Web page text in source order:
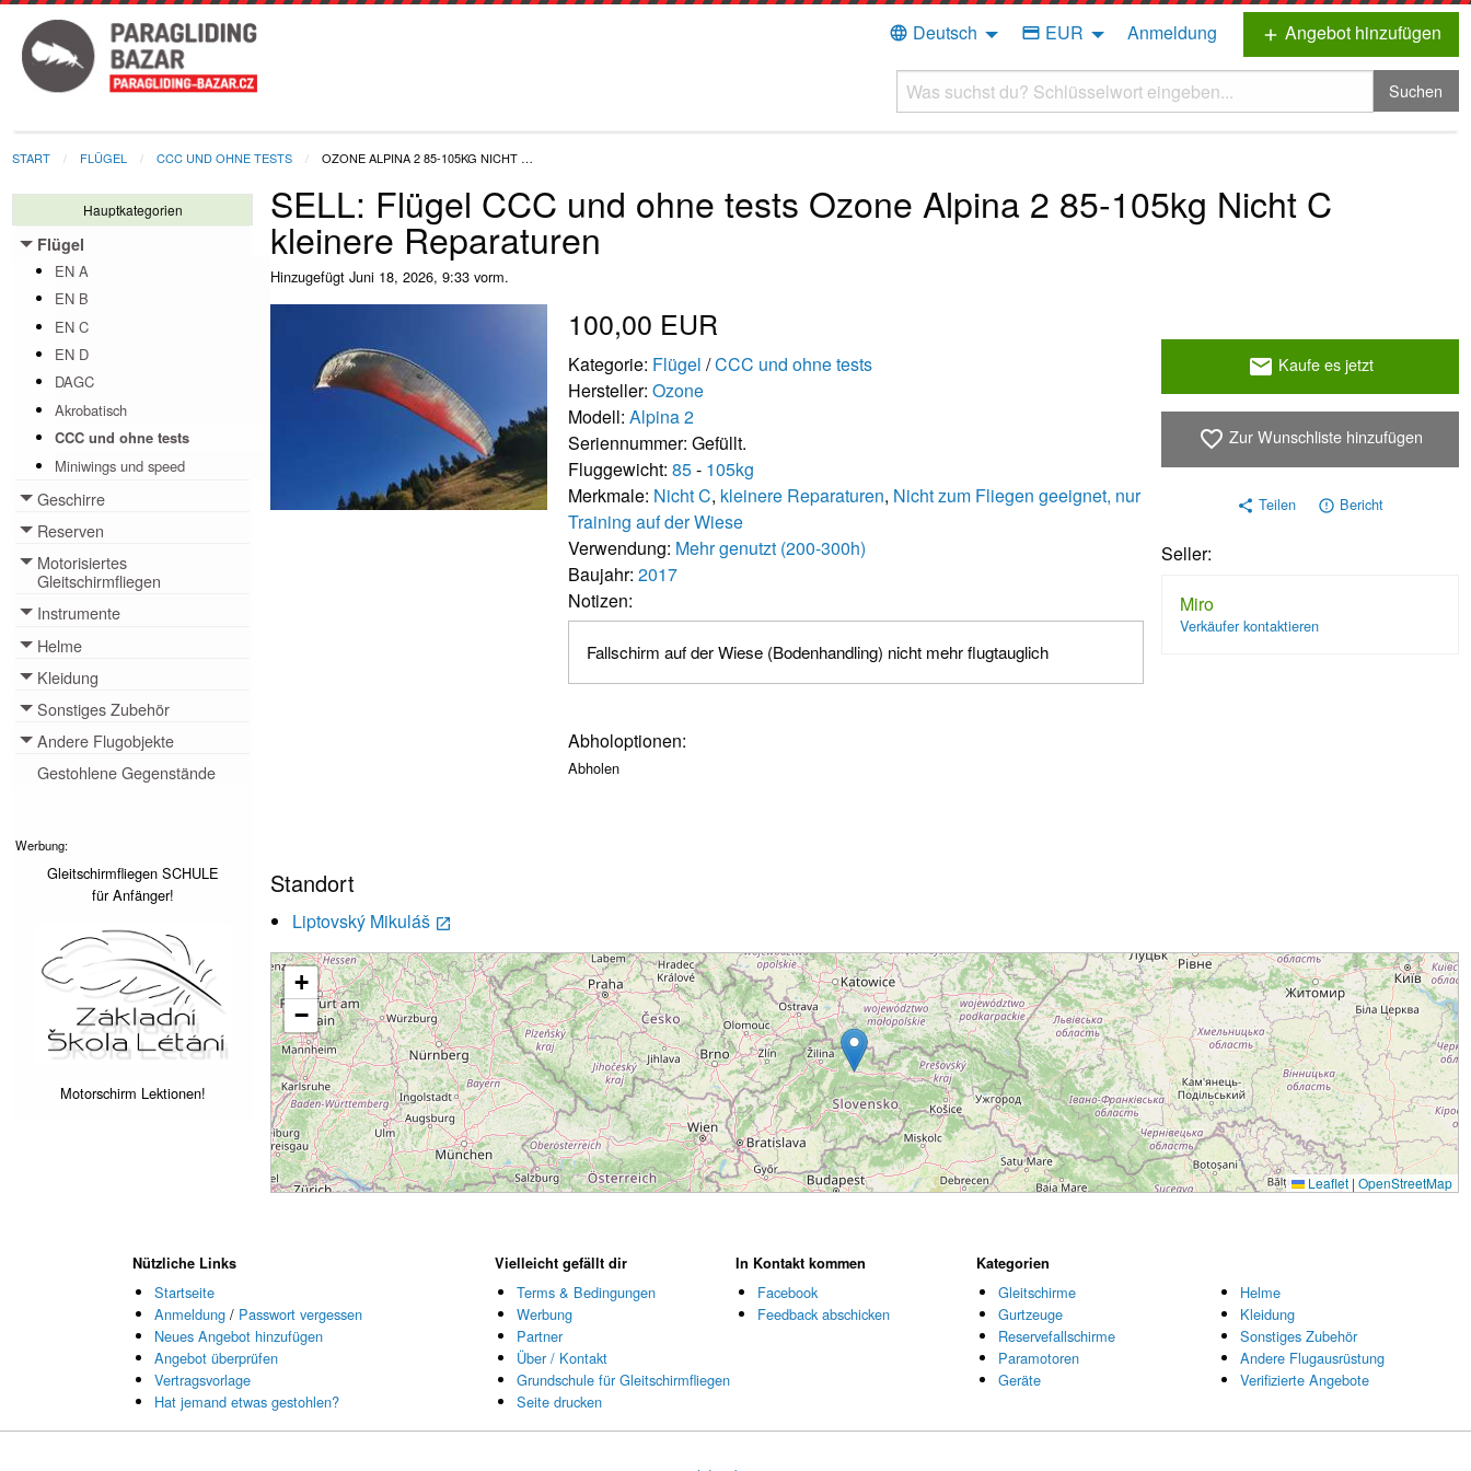
language Deutsch credit_card EUR Anmeldung add Angebot hinzufügen
Suchen
START FLÜGEL CCC UND OHNE TESTS OZONE ALPINA 2 85-105KG NICHT …
Hauptkategorien
Flügel
Toggle menu
EN A
EN B
EN C
EN D
DAGC
Akrobatisch
CCC und ohne tests
Miniwings und speed
Geschirre
Toggle menu
Reserven
Toggle menu
Motorisiertes
Gleitschirmfliegen
Toggle menu
Instrumente
Toggle menu
Helme
Toggle menu
Kleidung
Toggle menu
Sonstiges Zubehör
Toggle menu
Andere Flugobjekte
Toggle menu
Gestohlene Gegenstände
Werbung:
Gleitschirmfliegen SCHULE
für Anfänger!
Motorschirm Lektionen!
SELL: Flügel CCC und ohne tests Ozone Alpina 2 85-105kg Nicht C
kleinere Reparaturen
HinzugefügtJuni 18, 2026, 9:33 vorm.
100,00 EUR
Kategorie: Flügel /CCC und ohne tests
Hersteller: Ozone
Modell: Alpina 2
Seriennummer: Gefüllt.
Fluggewicht: 85- 105kg
Merkmale: Nicht C, kleinere Reparaturen, Nicht zum Fliegen geeignet, nur
Training auf der Wiese
Verwendung: Mehr genutzt (200-300h)
Baujahr: 2017
Notizen:
Fallschirm auf der Wiese (Bodenhandling) nicht mehr flugtauglich
Abholoptionen:
Abholen
email Kaufe es jetzt
favorite_border Zur Wunschliste hinzufügen
share Teilen error_outline Bericht
Seller:
Miro
Verkäufer kontaktieren
Standort
Liptovský Mikuláš launch
Wird geladen...
+
−
Leaflet | OpenStreetMap
Nützliche Links
Startseite
Anmeldung / Passwort vergessen
Neues Angebot hinzufügen
Angebot überprüfen
Vertragsvorlage
Hat jemand etwas gestohlen?
Vielleicht gefällt dir
Terms & Bedingungen
Werbung
Partner
Über / Kontakt
Grundschule für Gleitschirmfliegen
Seite drucken
In Kontakt kommen
Facebook
Feedback abschicken
Kategorien
Gleitschirme
Gurtzeuge
Reservefallschirme
Paramotoren
Geräte
Helme
Kleidung
Sonstiges Zubehör
Andere Flugausrüstung
Verifizierte Angebote